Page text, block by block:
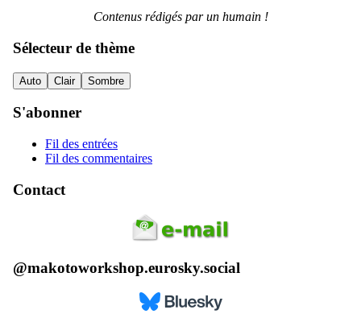
Contenus rédigés par un humain !
Sélecteur de thème
Auto Clair Sombre
S'abonner
Fil des entrées
Fil des commentaires
Contact
@makotoworkshop.eurosky.social